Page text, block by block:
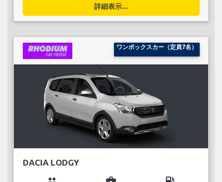
詳細表示...
ワンボックスカー（定員7名）
DACIA LODGY